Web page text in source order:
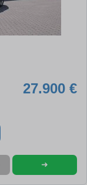
27.900 €
➜